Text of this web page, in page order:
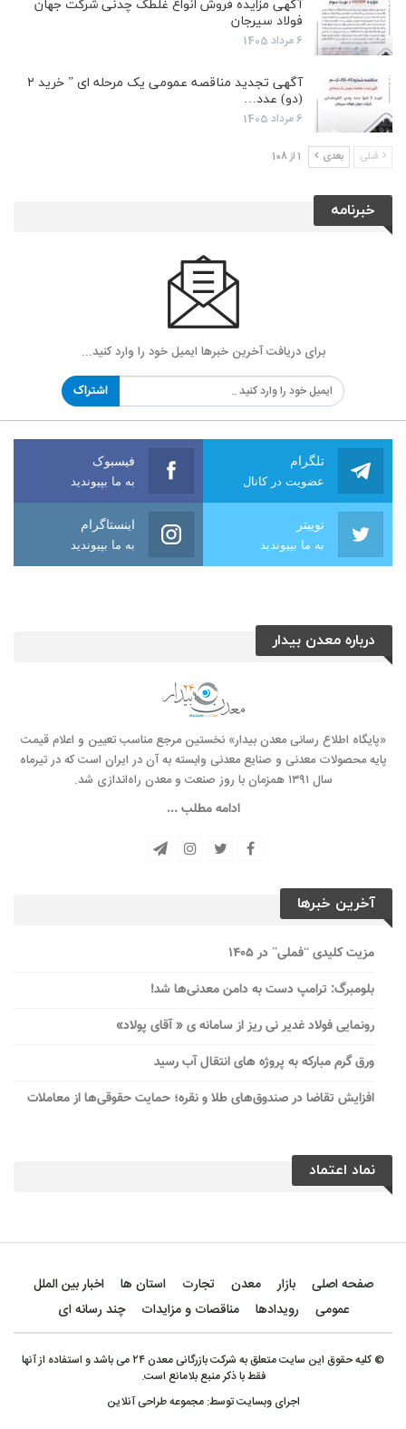
آگهی مزایده فروش انواع غلطک چدنی شرکت جهان
فولاد سیرجان
6 مرداد 1405
آگهی تجدید مناقصه عمومی یک مرحله ای ” خرید ۲
(دو) عدد…
6 مرداد 1405
قبلی بعدی 1 از 108
خبرنامه
برای دریافت آخرین خبرها ایمیل خود را وارد کنید...
اشتراک
تلگرام
عضویت در کانال
فیسبوک
به ما بپیوندید
توییتر
به ما بپیوندید
اینستاگرام
به ما بپیوندید
درباره معدن بیدار
«پایگاه اطلاع رسانی معدن بیدار» نخستین مرجع مناسب تعیین و اعلام قیمت
پایه محصولات معدنی و صنایع معدنی وابسته به آن در ایران است که در تیرماه
سال ۱۳۹۱ همزمان با روز صنعت و معدن راه‌‌اندازی شد.
ادامه مطلب ...
آخرین خبرها
مزیت کلیدی “فملی” در ۱۴۰۵
بلومبرگ: ترامپ دست به دامن معدنی‌ها شد!
رونمایی فولاد غدیر نی ریز از سامانه ی « آقای پولاد»
ورق گرم مبارکه به پروژه های انتقال آب رسید
افزایش تقاضا در صندوق‌های طلا و نقره؛ حمایت حقوقی‌ها از معاملات
نماد اعتماد
صفحه اصلی بازار معدن تجارت استان ها
اخبار بین الملل
عمومی
رویدادها مناقصات و مزایدات چند رسانه ای
© کلیه حقوق این سایت متعلق به شرکت بازرگانی معدن ۲۴ می باشد و استفاده از آنها
فقط با ذکر منبع بلامانع است.
اجرای وبسایت توسط:مجموعه طراحی آنلاین